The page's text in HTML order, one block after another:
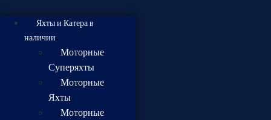
Яхты и Катера в
наличии
Моторные
Суперяхты
Моторные
Яхты
Моторные